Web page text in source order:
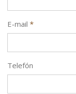
E-mail *
Telefón